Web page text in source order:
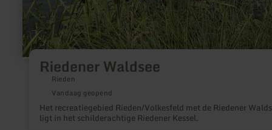
Riedener Waldsee
Rieden
Vandaag geopend
Het recreatiegebied Rieden/Volkesfeld met de Riedener
ligt in het schilderachtige Riedener Kessel.